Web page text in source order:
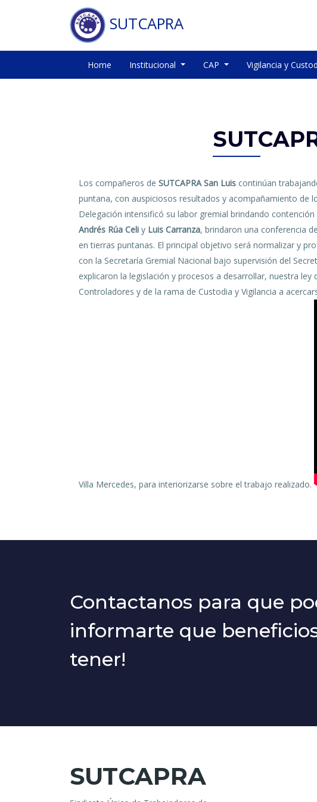
SUTCAPRA
Home Institucional CAP Vigilancia y
Los compañeros de SUTCAPRA San Luis continúan
puntana, con auspiciosos resultados y acompañamiento de
Delegación intensificó su labor gremial brindando
Andrés Rúa Celi y Luis Carranza, brindaron una conferencia
en tierras puntanas. El principal objetivo será normalizar y
con la Secretaría Gremial Nacional bajo supervisión del
explicaron la legislación y procesos a desarrollar, nuestra
Controladores y de la rama de Custodia y Vigilancia a
Villa Mercedes, para interiorizarse sobre el trabajo realizado.
Contactanos para que
informarte que
tener!
SUTCAPRA